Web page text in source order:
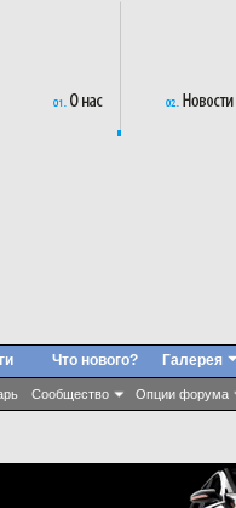
Сообщество Опции форума
Что нового? Галерея